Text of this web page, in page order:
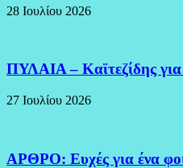
28 Ιουλίου 2026
ΠΥΛΑΙΑ – Καϊτεζίδης
27 Ιουλίου 2026
ΑΡΘΡΟ: Ευχές για ένα